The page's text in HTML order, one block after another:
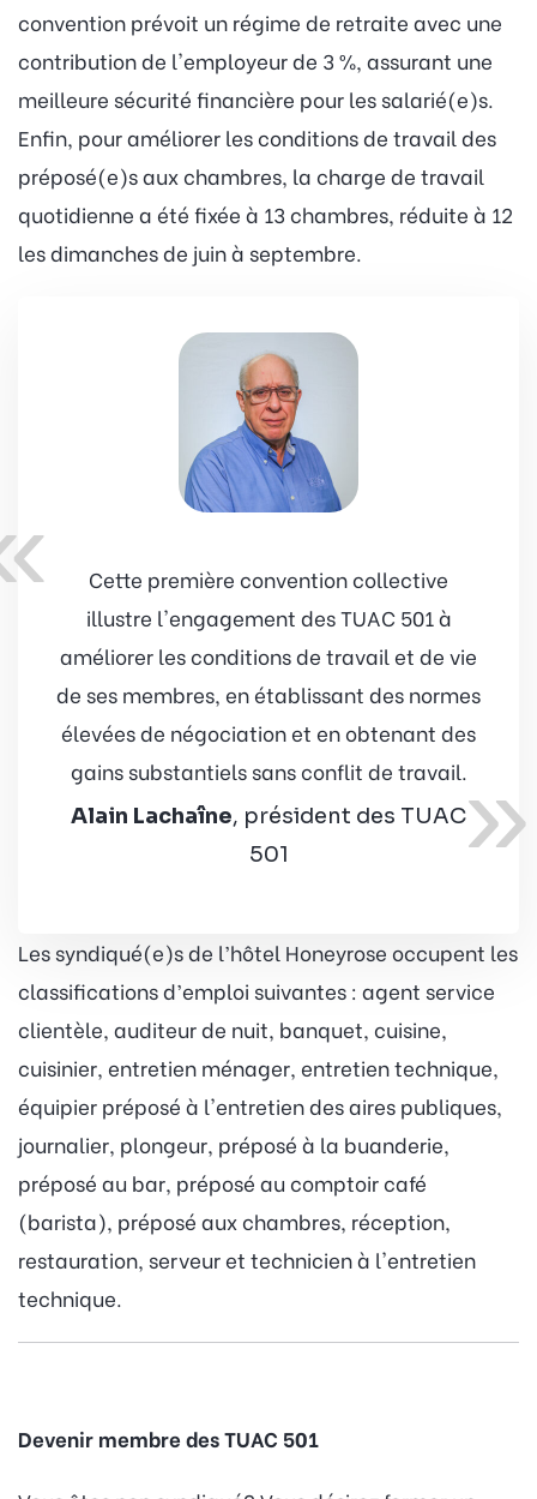
convention prévoit un régime de retraite avec une
contribution de l'employeur de 3 %, assurant une
meilleure sécurité financière pour les salarié(e)s.
Enfin, pour améliorer les conditions de travail des
préposé(e)s aux chambres, la charge de travail
quotidienne a été fixée à 13 chambres, réduite à 12
les dimanches de juin à septembre.
»
Cette première convention collective
illustre l'engagement des TUAC 501 à
améliorer les conditions de travail et de vie
de ses membres, en établissant des normes
élevées de négociation et en obtenant des
gains substantiels sans conflit de travail.
Alain Lachaîne, président des TUAC
501
Les syndiqué(e)s de l’hôtel Honeyrose occupent les
classifications d’emploi suivantes : agent service
clientèle, auditeur de nuit, banquet, cuisine,
cuisinier, entretien ménager, entretien technique,
équipier préposé à l'entretien des aires publiques,
journalier, plongeur, préposé à la buanderie,
préposé au bar, préposé au comptoir café
(barista), préposé aux chambres, réception,
restauration, serveur et technicien à l'entretien
technique.
Devenir membre des TUAC 501